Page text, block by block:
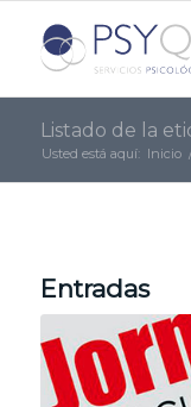
Listado de la
Usted está aquí: Inicio
Entradas